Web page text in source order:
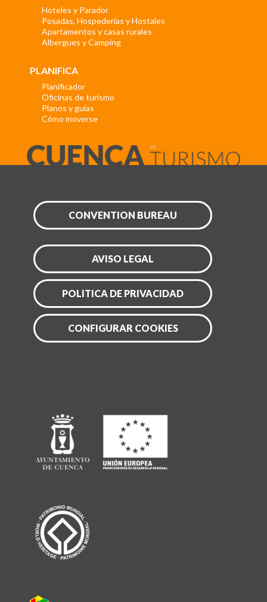
Hoteles y Parador
Posadas, Hospederías y Hostales
Apartamentos y casas rurales
Albergues y Camping
PLANIFICA
Planificador
Oficinas de turismo
Planos y guías
Cómo moverse
CONVENTION BUREAU
AVISO LEGAL
POLITICA DE PRIVACIDAD
CONFIGURAR COOKIES